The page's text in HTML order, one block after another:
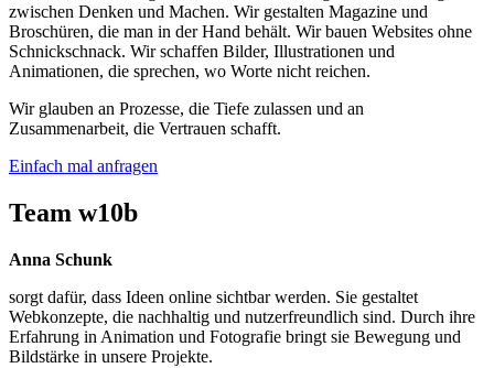
zwischen Denken und Machen. Wir gestalten Magazine und
Broschüren, die man in der Hand behält. Wir bauen Websites ohne
Schnickschnack. Wir schaffen Bilder, Illustrationen und
Animationen, die sprechen, wo Worte nicht reichen.
Wir glauben an Prozesse, die Tiefe zulassen und an
Zusammenarbeit, die Vertrauen schafft.
Einfach mal anfragen
Team w10b
Anna Schunk
sorgt dafür, dass Ideen online sichtbar werden. Sie gestaltet
Webkonzepte, die nachhaltig und nutzerfreundlich sind. Durch ihre
Erfahrung in Animation und Fotografie bringt sie Bewegung und
Bildstärke in unsere Projekte.